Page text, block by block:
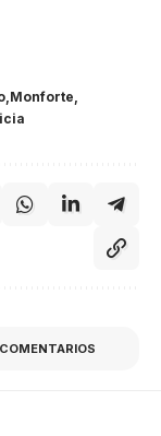
Monforte